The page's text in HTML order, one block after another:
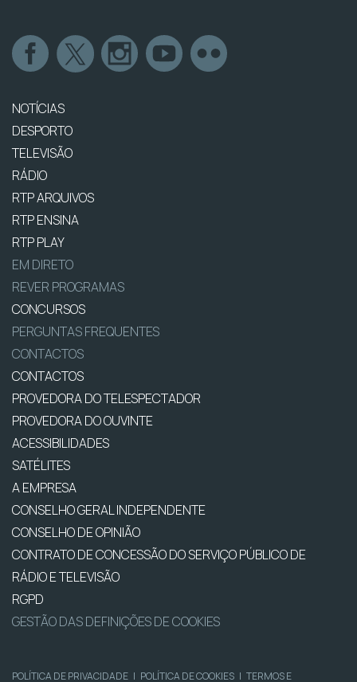
NOTÍCIAS
DESPORTO
TELEVISÃO
RÁDIO
RTP ARQUIVOS
RTP ENSINA
RTP PLAY
EM DIRETO
REVER PROGRAMAS
CONCURSOS
PERGUNTAS FREQUENTES
CONTACTOS
CONTACTOS
PROVEDORA DO TELESPECTADOR
PROVEDORA DO OUVINTE
ACESSIBILIDADES
SATÉLITES
A EMPRESA
CONSELHO GERAL INDEPENDENTE
CONSELHO DE OPINIÃO
CONTRATO DE CONCESSÃO DO SERVIÇO PÚBLICO DE
RÁDIO E TELEVISÃO
RGPD
GESTÃO DAS DEFINIÇÕES DE COOKIES
POLÍTICA DE PRIVACIDADE | POLÍTICA DE COOKIES | TERMOS E